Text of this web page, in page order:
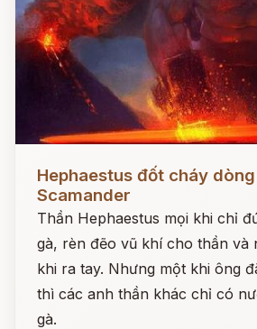
Hephaestus đốt cháy
Scamander
Thần Hephaestus mọi khi chỉ
gà, rèn đẽo vũ khí cho thần và
khi ra tay. Nhưng một khi ông
thì các anh thần khác chỉ có
gà.